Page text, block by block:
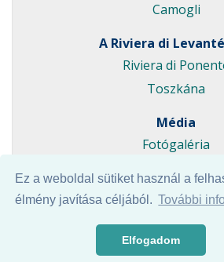
Ez a weboldal sütiket használ a
élmény javítása céljából. További
Elfogadom
Camogli
A Riviera di
Riviera di
Toszkána
Média
Fotógaléria
Angol oldal